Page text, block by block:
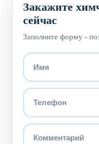
Закажите
сейчас
Заполните форму -